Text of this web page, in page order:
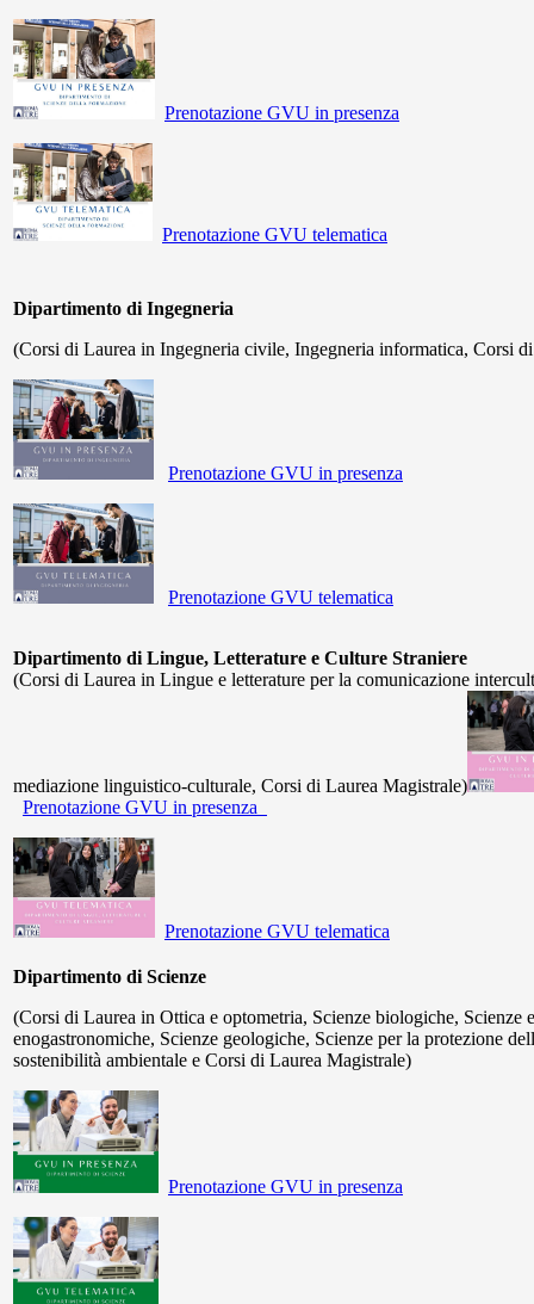
Prenotazione GVU in presenza
Prenotazione GVU telematica
Dipartimento di Ingegneria
(Corsi di Laurea in Ingegneria civile, Ingegneria informatica, Corsi
Prenotazione GVU in presenza
Prenotazione GVU telematica
Dipartimento di Lingue, Letterature e Culture Straniere
(Corsi di Laurea in Lingue e letterature per la comunicazione
mediazione linguistico-culturale, Corsi di Laurea Magistrale)
Prenotazione GVU in presenza
Prenotazione GVU telematica
Dipartimento di Scienze
(Corsi di Laurea in Ottica e optometria, Scienze biologiche, Scienze
enogastronomiche, Scienze geologiche, Scienze per la protezione
sostenibilità ambientale e Corsi di Laurea Magistrale)
Prenotazione GVU in presenza